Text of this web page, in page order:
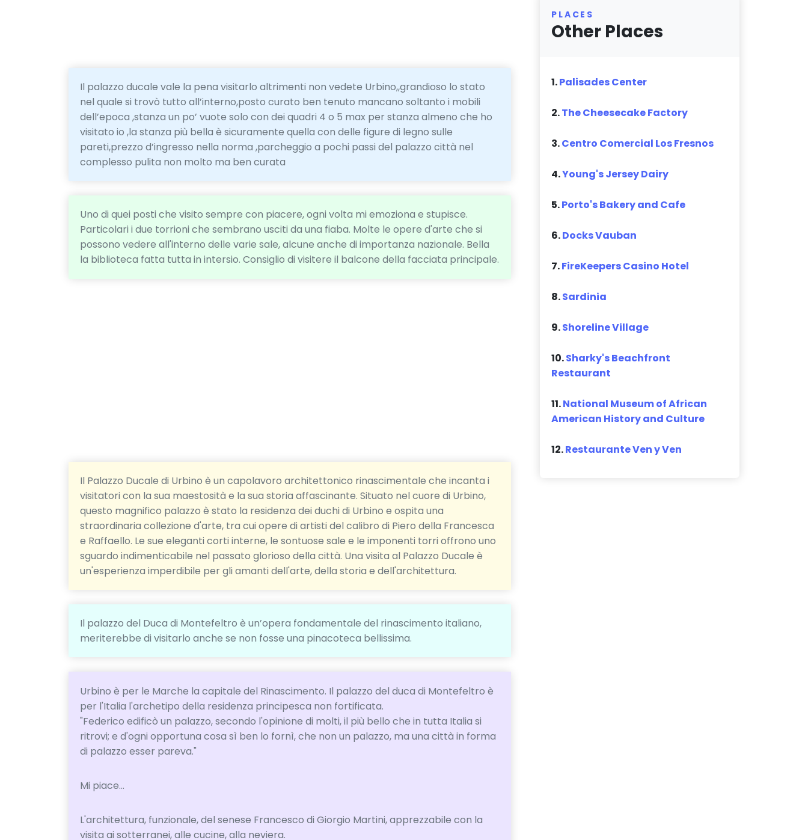
Il palazzo ducale vale la pena visitarlo altrimenti non vedete Urbino,,grandioso lo stato
nel quale si trovò tutto all’interno,posto curato ben tenuto mancano soltanto i mobili
dell’epoca ,stanza un po’ vuote solo con dei quadri 4 o 5 max per stanza almeno che ho
visitato io ,la stanza più bella è sicuramente quella con delle figure di legno sulle
pareti,prezzo d’ingresso nella norma ,parcheggio a pochi passi del palazzo città nel
complesso pulita non molto ma ben curata
Uno di quei posti che visito sempre con piacere, ogni volta mi emoziona e stupisce.
Particolari i due torrioni che sembrano usciti da una fiaba. Molte le opere d'arte che si
possono vedere all'interno delle varie sale, alcune anche di importanza nazionale. Bella
la biblioteca fatta tutta in intersio. Consiglio di visitere il balcone della facciata principale.
Il Palazzo Ducale di Urbino è un capolavoro architettonico rinascimentale che incanta i
visitatori con la sua maestosità e la sua storia affascinante. Situato nel cuore di Urbino,
questo magnifico palazzo è stato la residenza dei duchi di Urbino e ospita una
straordinaria collezione d'arte, tra cui opere di artisti del calibro di Piero della Francesca
e Raffaello. Le sue eleganti corti interne, le sontuose sale e le imponenti torri offrono uno
sguardo indimenticabile nel passato glorioso della città. Una visita al Palazzo Ducale è
un'esperienza imperdibile per gli amanti dell'arte, della storia e dell'architettura.
Il palazzo del Duca di Montefeltro è un’opera fondamentale del rinascimento italiano,
meriterebbe di visitarlo anche se non fosse una pinacoteca bellissima.
Urbino è per le Marche la capitale del Rinascimento. Il palazzo del duca di Montefeltro è
per l'Italia l'archetipo della residenza principesca non fortificata.
"Federico edificò un palazzo, secondo l'opinione di molti, il più bello che in tutta Italia si
ritrovi; e d'ogni opportuna cosa sì ben lo fornì, che non un palazzo, ma una città in forma
di palazzo esser pareva."
Mi piace...
L'architettura, funzionale, del senese Francesco di Giorgio Martini, apprezzabile con la
visita ai sotterranei, alle cucine, alla neviera.
PLACES
Other Places
1.Palisades Center
2.The Cheesecake Factory
3.Centro Comercial Los Fresnos
4.Young's Jersey Dairy
5.Porto's Bakery and Cafe
6.Docks Vauban
7.FireKeepers Casino Hotel
8.Sardinia
9.Shoreline Village
10.Sharky's Beachfront
Restaurant
11.National Museum of African
American History and Culture
12.Restaurante Ven y Ven